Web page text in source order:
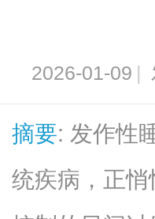
2026-01-09 |
摘要: 发作性
统疾病，正